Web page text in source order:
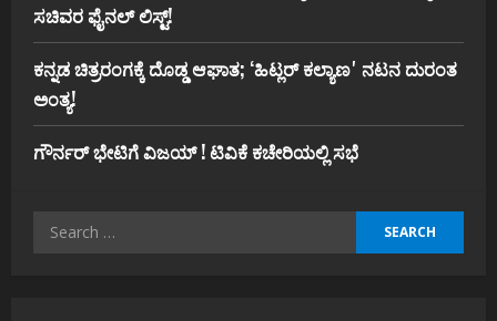
ಸಚಿವರ ಫೈನಲ್ ಲಿಸ್ಟ್‌!
ಕನ್ನಡ ಚಿತ್ರರಂಗಕ್ಕೆ ದೊಡ್ಡ ಆಘಾತ; ʻಹಿಟ್ಲರ್ ಕಲ್ಯಾಣʼ ನಟನ ದುರಂತ
ಅಂತ್ಯ!
ಗೌರ್ನರ್‌ ಭೇಟಿಗೆ ವಿಜಯ್‌ ! ಟಿವಿಕೆ ಕಚೇರಿಯಲ್ಲಿ ಸಭೆ
Search